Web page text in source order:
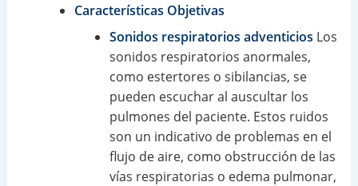
Características Objetivas
Sonidos respiratorios adventicios Los
sonidos respiratorios anormales,
como estertores o sibilancias, se
pueden escuchar al auscultar los
pulmones del paciente. Estos ruidos
son un indicativo de problemas en el
flujo de aire, como obstrucción de las
vías respiratorias o edema pulmonar,